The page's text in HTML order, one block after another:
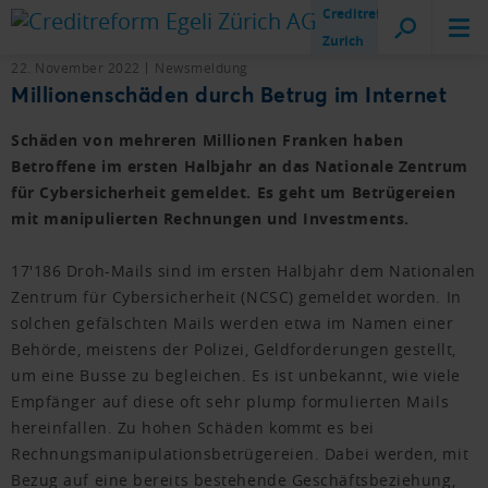
Creditreform
Zurich
22. November 2022 Newsmeldung
Millionenschäden durch Betrug im Internet
Schäden von mehreren Millionen Franken haben
Betroffene im ersten Halbjahr an das Nationale Zentrum
für Cybersicherheit gemeldet. Es geht um Betrügereien
mit manipulierten Rechnungen und Investments.
17'186 Droh-Mails sind im ersten Halbjahr dem Nationalen
Zentrum für Cybersicherheit (NCSC) gemeldet worden. In
solchen gefälschten Mails werden etwa im Namen einer
Behörde, meistens der Polizei, Geldforderungen gestellt,
um eine Busse zu begleichen. Es ist unbekannt, wie viele
Empfänger auf diese oft sehr plump formulierten Mails
hereinfallen. Zu hohen Schäden kommt es bei
Rechnungsmanipulationsbetrügereien. Dabei werden, mit
Bezug auf eine bereits bestehende Geschäftsbeziehung,